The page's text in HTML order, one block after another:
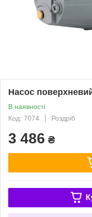
Насос
В наявності
Код: 7074
Роздріб
3 486 ₴